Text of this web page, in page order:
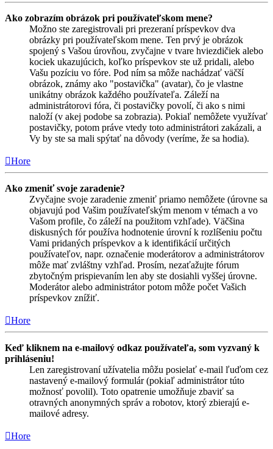
Ako zobrazím obrázok pri používateľskom mene?
Možno ste zaregistrovali pri prezeraní príspevkov dva
obrázky pri používateľskom mene. Ten prvý je obrázok
spojený s Vašou úrovňou, zvyčajne v tvare hviezdičiek alebo
kociek ukazujúcich, koľko príspevkov ste už pridali, alebo
Vašu pozíciu vo fóre. Pod ním sa môže nachádzať väčší
obrázok, známy ako "postavička" (avatar), čo je vlastne
unikátny obrázok každého používateľa. Záleží na
administrátorovi fóra, či postavičky povolí, či ako s nimi
naloží (v akej podobe sa zobrazia). Pokiaľ nemôžete využívať
postavičky, potom práve vtedy toto administrátori zakázali, a
Vy by ste sa mali spýtať na dôvody (veríme, že sa hodia).
Hore
Ako zmeniť svoje zaradenie?
Zvyčajne svoje zaradenie zmeniť priamo nemôžete (úrovne sa
objavujú pod Vašim používateľským menom v témach a vo
Vašom profile, čo záleží na použitom vzhľade). Väčšina
diskusných fór používa hodnotenie úrovní k rozlíšeniu počtu
Vami pridaných príspevkov a k identifikácií určitých
používateľov, napr. označenie moderátorov a administrátorov
môže mať zvláštny vzhľad. Prosím, nezaťažujte fórum
zbytočným prispievaním len aby ste dosiahli vyššej úrovne.
Moderátor alebo administrátor potom môže počet Vašich
príspevkov znížiť.
Hore
Keď kliknem na e-mailový odkaz používateľa, som vyzvaný k
prihláseniu!
Len zaregistrovaní užívatelia môžu posielať e-mail ľuďom cez
nastavený e-mailový formulár (pokiaľ administrátor túto
možnosť povolil). Toto opatrenie umožňuje zbaviť sa
otravných anonymných správ a robotov, ktorý zbierajú e-
mailové adresy.
Hore